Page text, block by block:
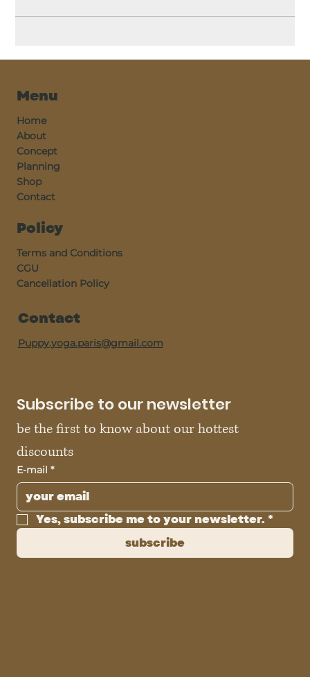
Menu
Home
About
Concept
Planning
Shop
Contact
Policy
Terms and Conditions
CGU
Cancellation Policy
Contact
Puppy.yoga.paris@gmail.com
Subscribe to our newsletter
be the first to know about our hottest
discounts
E-mail *
Yes, subscribe me to your newsletter. *
subscribe